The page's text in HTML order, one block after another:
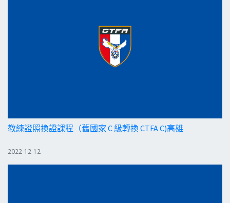
教練證照換證課程（舊國家 C 級轉換 CTFA C)高雄
2022-12-12